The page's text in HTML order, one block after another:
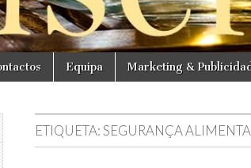
Equipa Marketing &
ETIQUETA:SEGURANÇA